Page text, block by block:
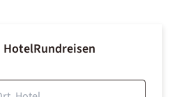
HotelRundreisen